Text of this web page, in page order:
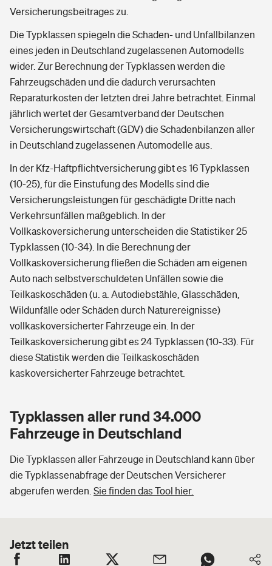
Versicherungsbeitrages zu.
Die Typklassen spiegeln die Schaden- und Unfallbilanzen
eines jeden in Deutschland zugelassenen Automodells
wider. Zur Berechnung der Typklassen werden die
Fahrzeugschäden und die dadurch verursachten
Reparaturkosten der letzten drei Jahre betrachtet. Einmal
jährlich wertet der Gesamtverband der Deutschen
Versicherungswirtschaft (GDV) die Schadenbilanzen aller
in Deutschland zugelassenen Automodelle aus.
In der Kfz-Haftpflichtversicherung gibt es 16 Typklassen
(10-25), für die Einstufung des Modells sind die
Versicherungsleistungen für geschädigte Dritte nach
Verkehrsunfällen maßgeblich. In der
Vollkaskoversicherung unterscheiden die Statistiker 25
Typklassen (10-34). In die Berechnung der
Vollkaskoversicherung fließen die Schäden am eigenen
Auto nach selbstverschuldeten Unfällen sowie die
Teilkaskoschäden (u. a. Autodiebstähle, Glasschäden,
Wildunfälle oder Schäden durch Naturereignisse)
vollkaskoversicherter Fahrzeuge ein. In der
Teilkaskoversicherung gibt es 24 Typklassen (10-33). Für
diese Statistik werden die Teilkaskoschäden
kaskoversicherter Fahrzeuge betrachtet.
Typklassen aller rund 34.000
Fahrzeuge in Deutschland
Die Typklassen aller Fahrzeuge in Deutschland kann über
die Typklassenabfrage der Deutschen Versicherer
abgerufen werden. Sie finden das Tool hier.
Jetzt teilen